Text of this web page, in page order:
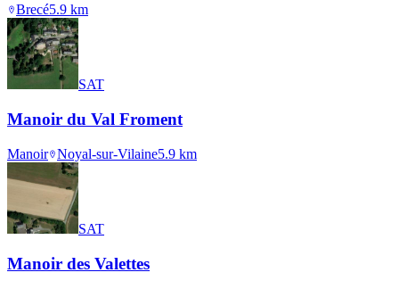
Brecé5.9 km
SAT
Manoir du Val Froment
Manoir Noyal-sur-Vilaine5.9 km
SAT
Manoir des Valettes